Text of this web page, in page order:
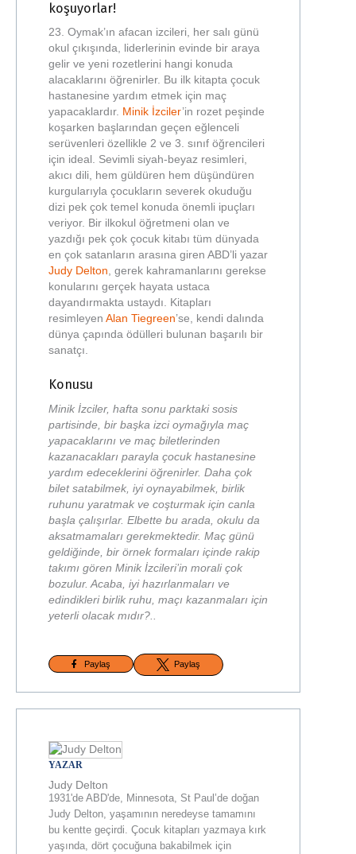
koşuyorlar!
23. Oymak’ın afacan izcileri, her salı günü
okul çıkışında, liderlerinin evinde bir araya
gelir ve yeni rozetlerini hangi konuda
alacaklarını öğrenirler. Bu ilk kitapta çocuk
hastanesine yardım etmek için maç
yapacaklardır. Minik İzciler’in rozet peşinde
koşarken başlarından geçen eğlenceli
serüvenleri özellikle 2 ve 3. sınıf öğrencileri
için ideal. Sevimli siyah-beyaz resimleri,
akıcı dili, hem güldüren hem düşündüren
kurgularıyla çocukların severek okuduğu
dizi pek çok temel konuda önemli ipuçları
veriyor. Bir ilkokul öğretmeni olan ve
yazdığı pek çok çocuk kitabı tüm dünyada
en çok satanların arasına giren ABD’li yazar
Judy Delton, gerek kahramanlarını gerekse
konularını gerçek hayata ustaca
dayandırmakta ustaydı. Kitapları
resimleyen Alan Tiegreen’se, kendi dalında
dünya çapında ödülleri bulunan başarılı bir
sanatçı.
Konusu
Minik İzciler, hafta sonu parktaki sosis
partisinde, bir başka izci oymağıyla maç
yapacaklarını ve maç biletlerinden
kazanacakları parayla çocuk hastanesine
yardım edeceklerini öğrenirler. Daha çok
bilet satabilmek, iyi oynayabilmek, birlik
ruhunu yaratmak ve coşturmak için canla
başla çalışırlar. Elbette bu arada, okulu da
aksatmamaları gerekmektedir. Maç günü
geldiğinde, bir örnek formaları içinde rakip
takımı gören Minik İzcileri’in morali çok
bozulur. Acaba, iyi hazırlanmaları ve
edindikleri birlik ruhu, maçı kazanmaları için
yeterli olacak mıdır?..
Paylaş Paylaş
YAZAR
Judy Delton
1931'de ABD'de, Minnesota, St Paul’de doğan
Judy Delton, yaşamının neredeyse tamamını
bu kentte geçirdi. Çocuk kitapları yazmaya kırk
yaşında, dört çocuğuna bakabilmek için